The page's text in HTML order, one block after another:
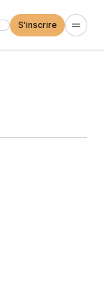
S'inscrire